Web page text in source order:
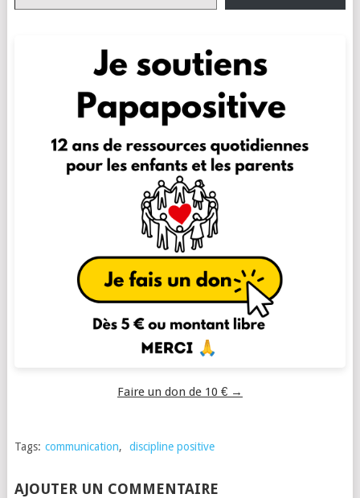
Faire un don de 10 € →
Tags: communication, discipline positive
AJOUTER UN COMMENTAIRE